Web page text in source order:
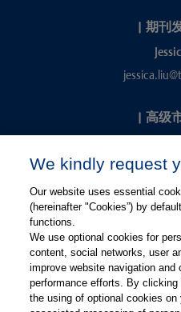
| 期刊
| 高级
关注微信
We kindly request
Our website uses essential
(hereinafter "Cookies”) by
functions.
We use optional cookies for
content, social networks, user
improve website navigation and
performance efforts. By clicking
the using of optional cookies on